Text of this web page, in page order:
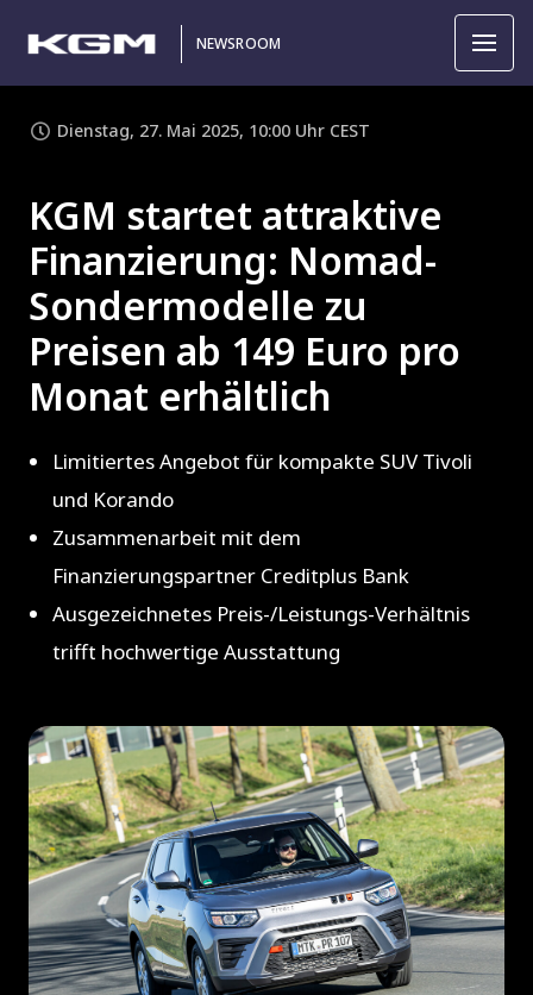
NEWSROOM
Dienstag, 27. Mai 2025, 10:00 Uhr CEST
KGM startet attraktive
Finanzierung: Nomad-
Sondermodelle zu
Preisen ab 149 Euro pro
Monat erhältlich
Limitiertes Angebot für kompakte SUV Tivoli
und Korando
Zusammenarbeit mit dem
Finanzierungspartner Creditplus Bank
Ausgezeichnetes Preis-/Leistungs-Verhältnis
trifft hochwertige Ausstattung